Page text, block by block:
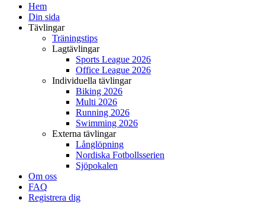
Hem
Din sida
Tävlingar
Träningstips
Lagtävlingar
Sports League 2026
Office League 2026
Individuella tävlingar
Biking 2026
Multi 2026
Running 2026
Swimming 2026
Externa tävlingar
Långlöpning
Nordiska Fotbollsserien
Sjöpokalen
Om oss
FAQ
Registrera dig